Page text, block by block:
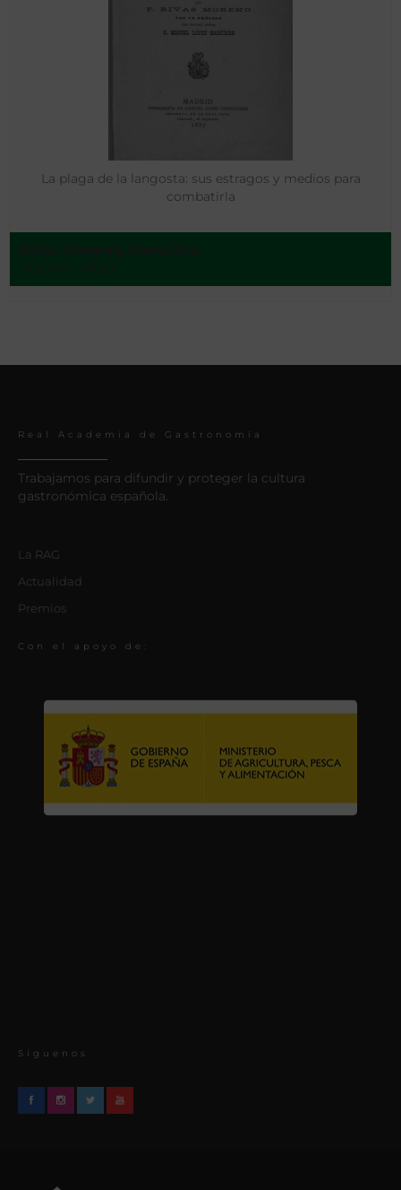
La plaga de la langosta: sus estragos y medios para
combatirla
Real Academia de Gastronomía
Trabajamos para difundir y proteger la cultura
gastronómica española.
La RAG
Actualidad
Premios
Con el apoyo de:
Síguenos